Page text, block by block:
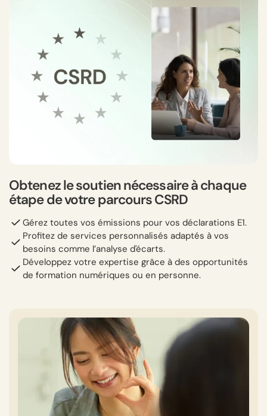
Obtenez le soutien nécessaire à chaque
étape de votre parcours CSRD
Gérez toutes vos émissions pour vos déclarations E1.
Profitez de services personnalisés adaptés à vos
besoins comme l’analyse d'écarts.
Développez votre expertise grâce à des opportunités
de formation numériques ou en personne.